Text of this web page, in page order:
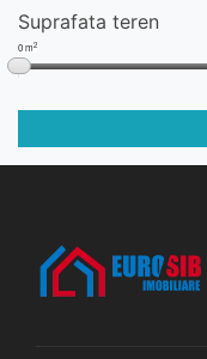
Suprafata teren
0 m2